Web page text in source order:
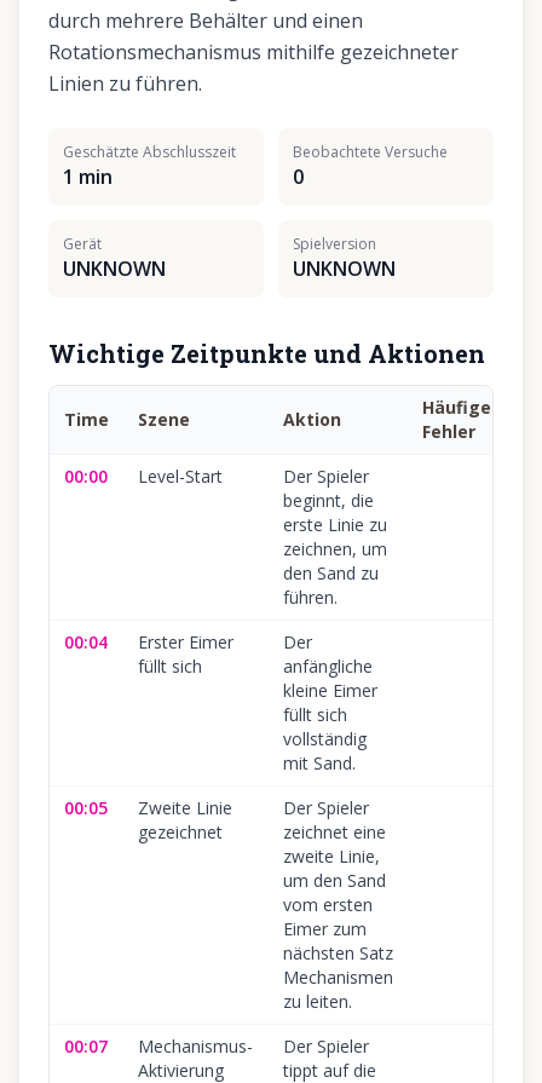
durch mehrere Behälter und einen
Rotationsmechanismus mithilfe gezeichneter
Linien zu führen.
Geschätzte Abschlusszeit
1 min
Beobachtete Versuche
0
Gerät
UNKNOWN
Spielversion
UNKNOWN
Wichtige Zeitpunkte und Aktionen
Time Szene Aktion
Häufiger
Fehler
00:00 Level-Start
Der Spieler
beginnt, die
erste Linie zu
zeichnen, um
den Sand zu
führen.
00:04
Erster Eimer
füllt sich
Der
anfängliche
kleine Eimer
füllt sich
vollständig
mit Sand.
00:05
Zweite Linie
gezeichnet
Der Spieler
zeichnet eine
zweite Linie,
um den Sand
vom ersten
Eimer zum
nächsten Satz
Mechanismen
zu leiten.
00:07
Mechanismus-
Aktivierung
Der Spieler
tippt auf die